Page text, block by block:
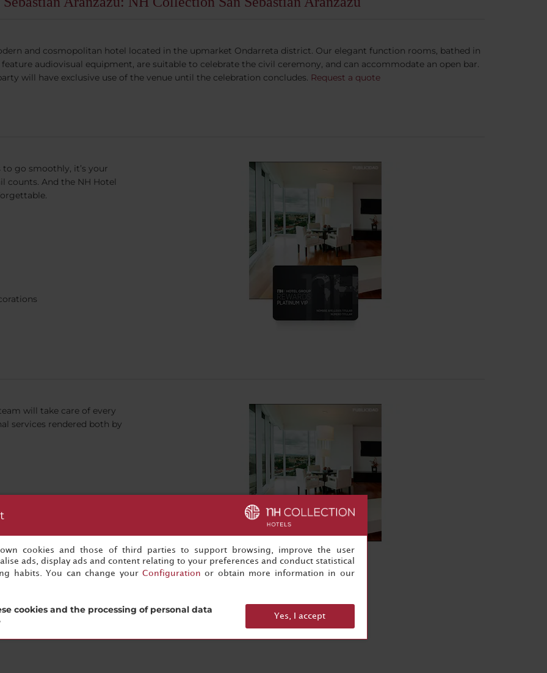
and cosmopolitan hotel located in the upmarket Ondarreta district. Our elegant function rooms, bathed in
audiovisual equipment, are suitable to celebrate the civil ceremony, and can accommodate an open bar.
will have exclusive use of the venue until the celebration concludes. Request a quote
to go smoothly, it’s your
counts. And the NH Hotel
will take care of every
services rendered both by
cookies and those of third parties to support browsing, improve the user
ads, display ads and content relating to your preferences and conduct statistical
habits. You can change your Configuration or obtain more information in our
cookies and the processing of personal data
Yes, I accept